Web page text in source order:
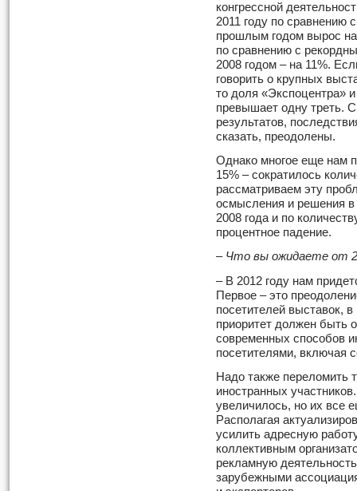
конгрессной
2011 году по сравнению с
прошлым годом вырос
по сравнению с
2008 годом – на 11%.
говорить о крупных
то доля «Экспоцентра»
превышает одну треть.
результатов,
сказать, преодолены.
Однако многое еще нам
15% – сократилось
рассматриваем эту
осмысления и решения в
2008 года и по
процентное падение.
– Что вы ожидаете от
– В 2012 году нам
Первое – это
посетителей выставок,
приоритет должен быть
современных способов
посетителями, включая
Надо также переломить
иностранных
увеличилось, но их все
Располагая
усилить адресную
коллективным
рекламную
зарубежными